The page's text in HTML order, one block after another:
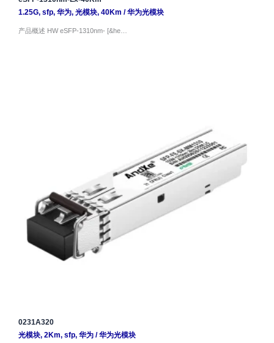
1.25G, sfp, 华为, 光模块, 40Km /华为光模块
产品概述 HW eSFP-1310nm- [&he…
0231A320
光模块, 2Km, sfp, 华为/华为光模块